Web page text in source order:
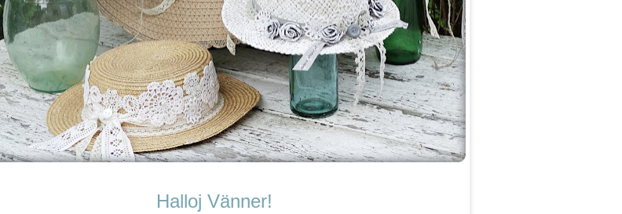
Halloj Vänner!